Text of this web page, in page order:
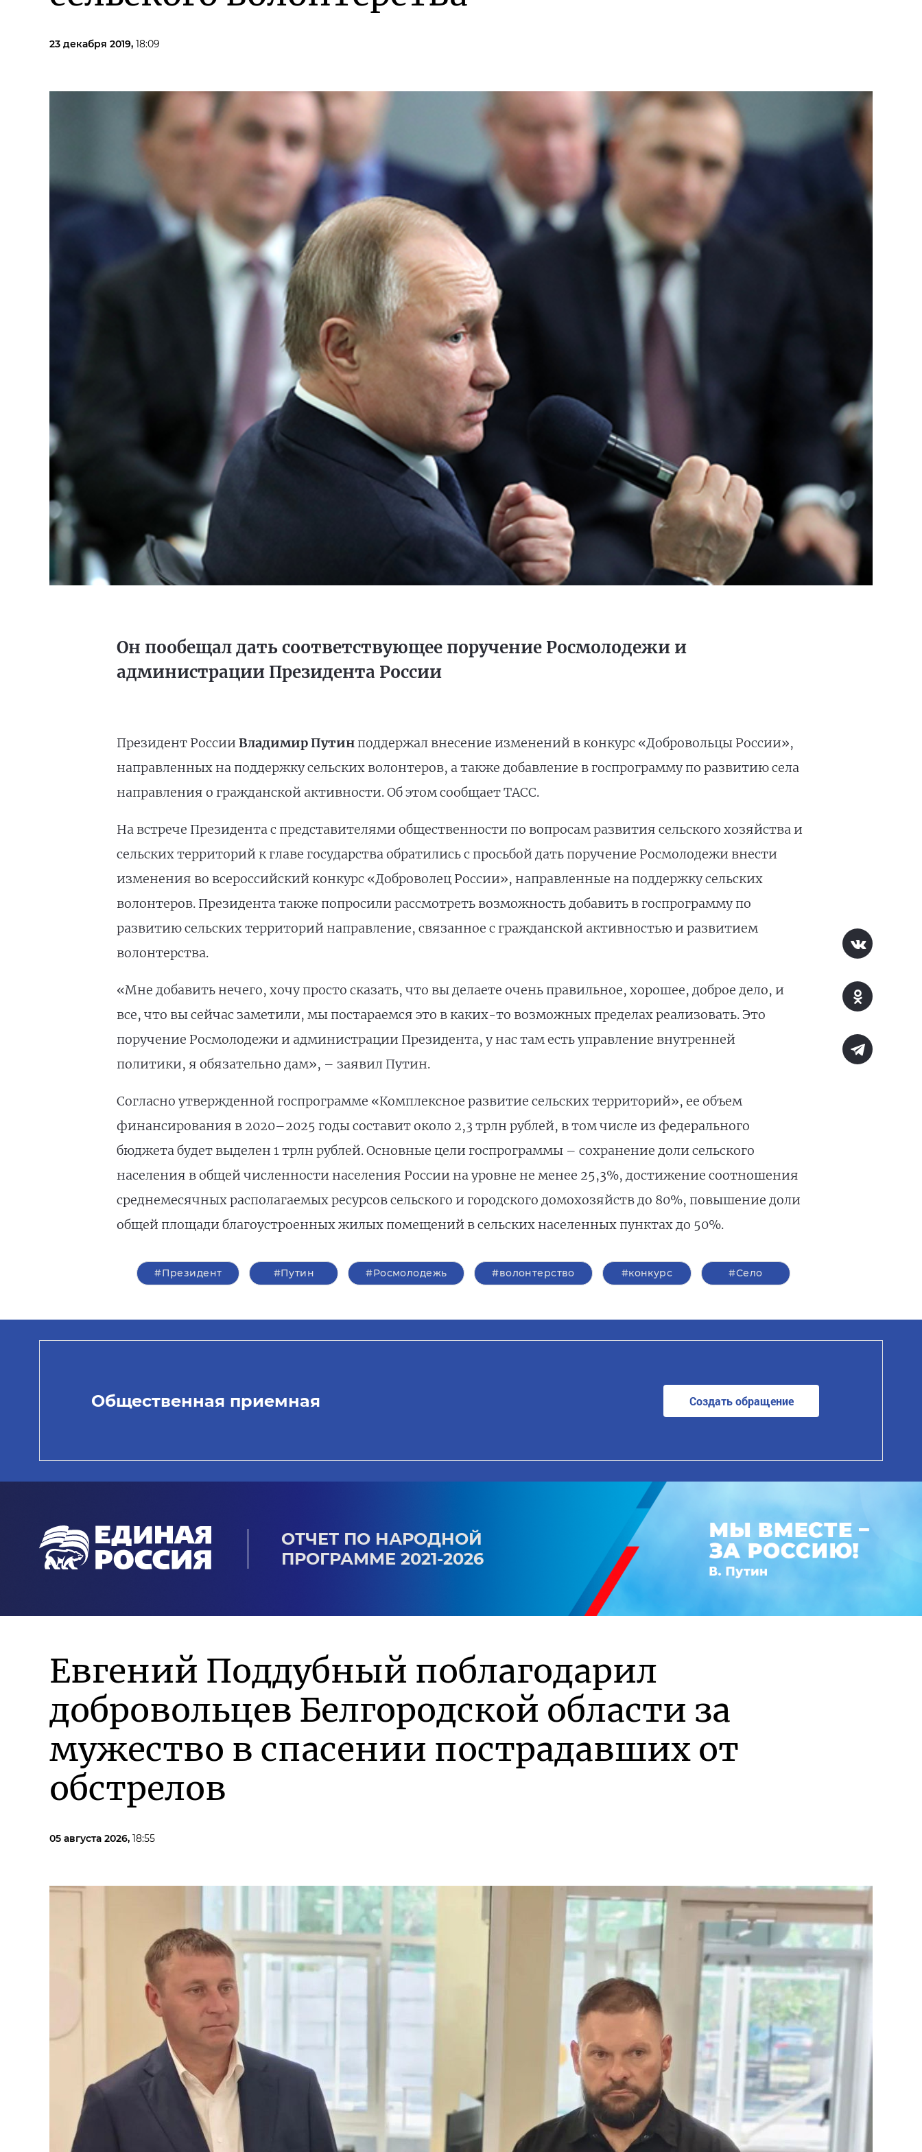
23 декабря 2019, 18:09
Он пообещал дать соответствующее поручение Росмолодежи и
администрации Президента России
Президент России Владимир Путинподдержал внесение изменений в конкурс «Добровольцы России»,
направленных на поддержку сельских волонтеров, а также добавление в госпрограмму по развитию села
направления о гражданской активности. Об этом сообщает ТАСС.
На встрече Президента с представителями общественности по вопросам развития сельского хозяйства и
сельских территорий к главе государства обратились с просьбой дать поручение Росмолодежи внести
изменения во всероссийский конкурс «Доброволец России», направленные на поддержку сельских
волонтеров. Президента также попросили рассмотреть возможность добавить в госпрограмму по
развитию сельских территорий направление, связанное с гражданской активностью и развитием
волонтерства.
«Мне добавить нечего, хочу просто сказать, что вы делаете очень правильное, хорошее, доброе дело, и
все, что вы сейчас заметили, мы постараемся это в каких-то возможных пределах реализовать. Это
поручение Росмолодежи и администрации Президента, у нас там есть управление внутренней
политики, я обязательно дам», – заявил Путин.
Согласно утвержденной госпрограмме «Комплексное развитие сельских территорий», ее объем
финансирования в 2020–2025 годы составит около 2,3 трлн рублей, в том числе из федерального
бюджета будет выделен 1 трлн рублей. Основные цели госпрограммы – сохранение доли сельского
населения в общей численности населения России на уровне не менее 25,3%, достижение соотношения
среднемесячных располагаемых ресурсов сельского и городского домохозяйств до 80%, повышение доли
общей площади благоустроенных жилых помещений в сельских населенных пунктах до 50%.
#Президент #Путин #Росмолодежь #волонтерство #конкурс #Село
Общественная приемная Создать обращение
ОТЧЕТ ПО НАРОДНОЙ
ПРОГРАММЕ 2021-2026
Евгений Поддубный поблагодарил
добровольцев Белгородской области за
мужество в спасении пострадавших от
обстрелов
05 августа 2026, 18:55